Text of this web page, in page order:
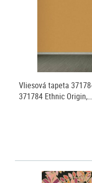
Vliesová tapeta
371784 Ethnic Origin,…